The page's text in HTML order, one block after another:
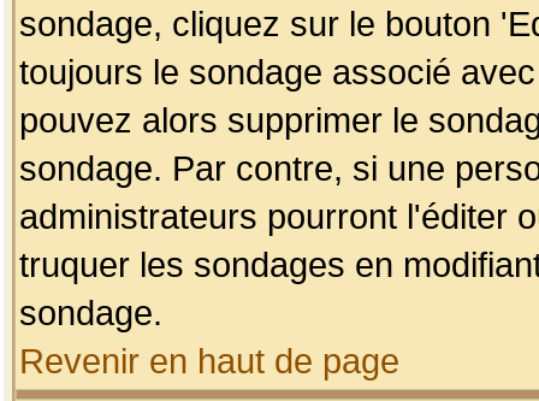
sondage, cliquez sur le bouton
toujours le sondage associé
pouvez alors supprimer le
sondage. Par contre, si une
administrateurs pourront l'éditer
truquer les sondages en
sondage.
Revenir en haut de page